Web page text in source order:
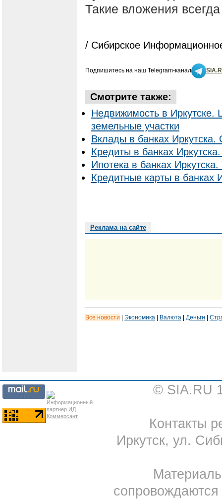
Такие вложения
/ Сибирское
Подпишитесь на наш Telegram-канал
Смотрите также:
Недвижимость в Иркутске.
земельные участки
Вклады в банках Иркутска.
Кредиты в банках
Ипотека в банках
Кредитные карты в банках
Реклама на сайте
Все новости | Экономика | Валюта | Деньги |
© SIA.RU
Контакты
Иркутск, ул.